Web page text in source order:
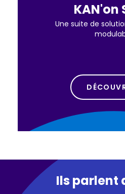
KAN'on
Une suite de
Ils parlent